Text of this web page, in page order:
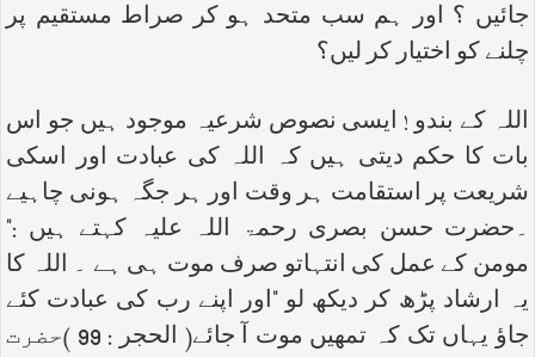
جائیں ؟ اور ہم سب متحد ہو کر صراط مستقیم پر
چلنے کو اختیار کر لیں؟
اللہ کے بندو ! ایسی نصوص شرعیہ موجود ہیں جو اس
بات کا حکم دیتی ہیں کہ اللہ کی عبادت اور اسکی
شریعت پر استقامت ہر وقت اور ہر جگہ ہونی چاہیے
۔حضرت حسن بصری رحمۃ اللہ علیہ کہتے ہیں :"
مومن کے عمل کی انتہاتو صرف موت ہی ہے ۔ اللہ کا
یہ ارشاد پڑھ کر دیکھ لو "اور اپنے رب کی عبادت کئے
جاؤ یہاں تک کہ تمھیں موت آ جائے( الحجر : 99 )حضرت